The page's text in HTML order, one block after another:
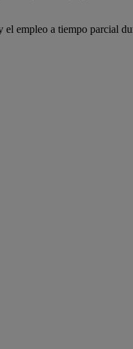
empleo a tiempo parcial